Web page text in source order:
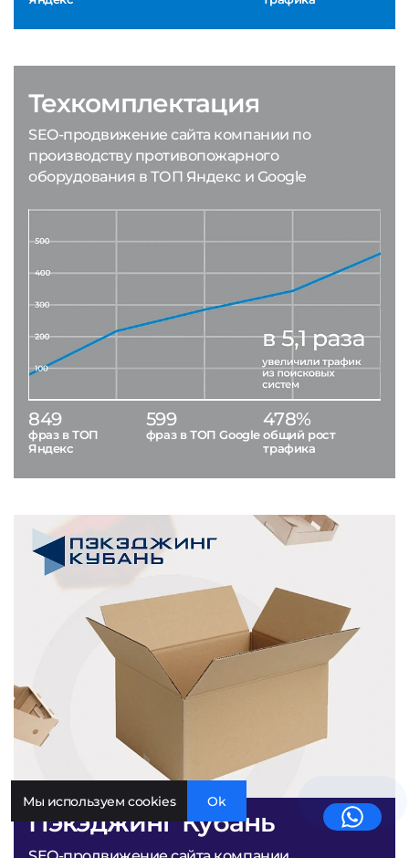
Пэкэджинг Кубань
Техкомплектация
SEO-продвижение сайта компании по
производству противопожарного
оборудования в ТОП Яндекс и Google
849
фраз в ТОП
Яндекс
599
фраз в ТОП Google
478%
общий рост
трафика
Мы используем cookies Ok